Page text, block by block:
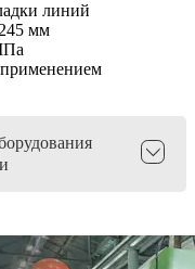
линий
мм
применением